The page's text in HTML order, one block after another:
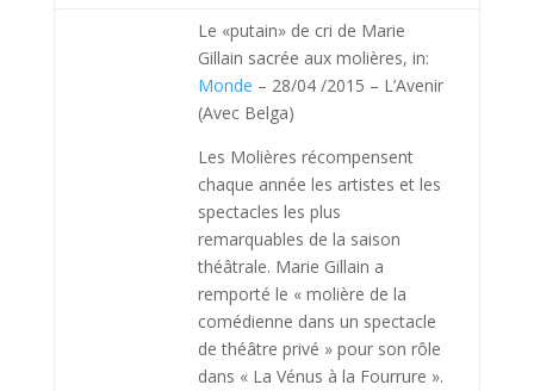
Le «putain» de cri de Marie
Gillain sacrée aux molières, in:
Monde – 28/04 /2015 – L’Avenir
(Avec Belga)
Les Molières récompensent
chaque année les artistes et les
spectacles les plus
remarquables de la saison
théâtrale. Marie Gillain a
remporté le « molière de la
comédienne dans un spectacle
de théâtre privé » pour son rôle
dans « La Vénus à la Fourrure ».